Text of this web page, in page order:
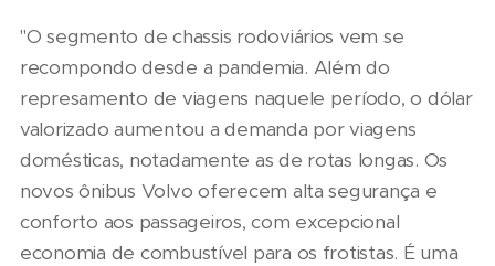
"O segmento de chassis rodoviários vem se
recompondo desde a pandemia. Além do
represamento de viagens naquele período, o dólar
valorizado aumentou a demanda por viagens
domésticas, notadamente as de rotas longas. Os
novos ônibus Volvo oferecem alta segurança e
conforto aos passageiros, com excepcional
economia de combustível para os frotistas. É uma